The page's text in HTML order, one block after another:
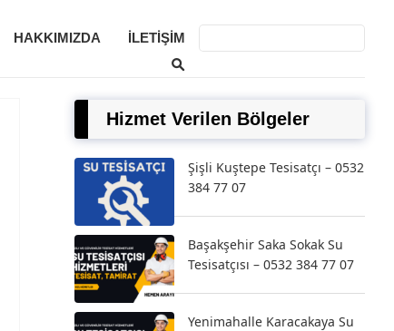
HAKKIMIZDA İLETIŞIM
Hizmet Verilen Bölgeler
Şişli Kuştepe Tesisatçı – 0532
384 77 07
Başakşehir Saka Sokak Su
Tesisatçısı – 0532 384 77 07
Yenimahalle Karacakaya Su